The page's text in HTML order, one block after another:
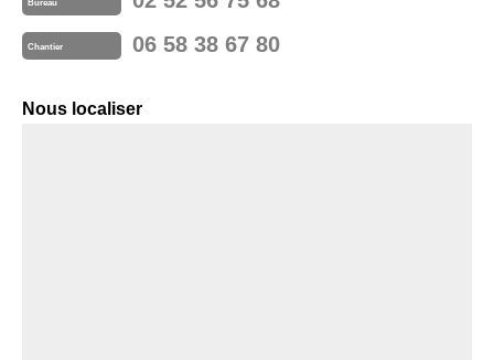
Bureau
Chantier 06 58 38 67 80
Nous localiser